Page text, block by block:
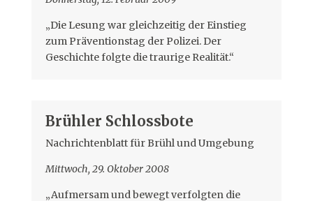
„Die Lesung war gleichzeitig der Einstieg
zum Präventionstag der Polizei. Der
Geschichte folgte die traurige Realität.“
Brühler Schlossbote
Nachrichtenblatt für Brühl und Umgebung
Mittwoch, 29. Oktober 2008
„Aufmersam und bewegt verfolgten die